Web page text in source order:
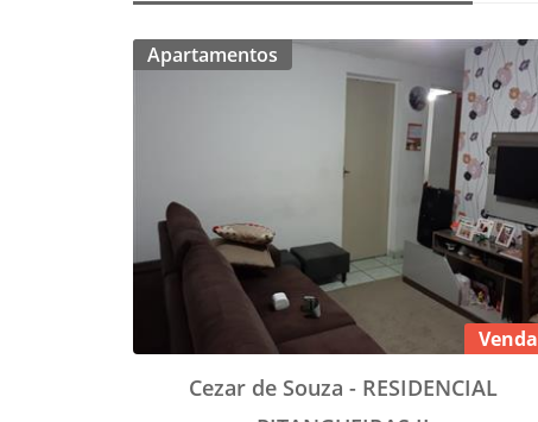
Apartamentos
Venda
Cezar de Souza - RESIDENCIAL